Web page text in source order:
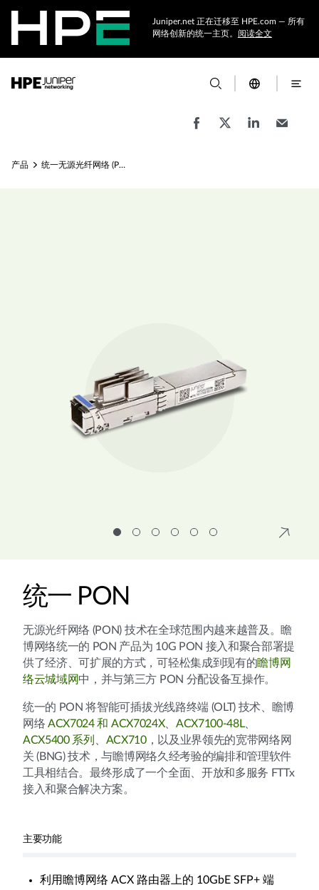
Juniper.net 正在迁移至 HPE.com — 所有
网络创新的统一主页。 阅读全文
产品 统一无源光纤网络 (PON)
统一 PON
无源光纤网络 (PON) 技术在全球范围内越来越普及。瞻
博网络统一的 PON 产品为 10G PON 接入和聚合部署提
供了经济、可扩展的方式，可轻松集成到现有的瞻博网
络云城域网中，并与第三方 PON 分配设备互操作。
统一的 PON 将智能可插拔光线路终端 (OLT) 技术、瞻博
网络ACX7024 和 ACX7024X、 ACX7100-48L、
ACX5400 系列
ACX710，以及业界领先的宽带网络网
关 (BNG) 技术，与瞻博网络久经考验的编排和管理软件
工具相结合。最终形成了一个全面、开放和多服务 FTTx
接入和聚合解决方案。
主要功能
利用瞻博网络 ACX 路由器上的 10GbE SFP+ 端